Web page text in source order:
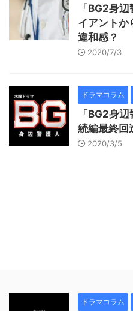
「BG2身
イアントか
違和感？
2020/7/3
ドラマコラム
「BG2身
続編最終回
2020/3/5
ドラマコラム